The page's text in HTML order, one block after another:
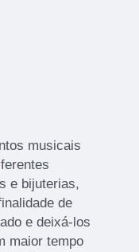
musicais
e bijuterias,
de
e deixá-los
maior tempo